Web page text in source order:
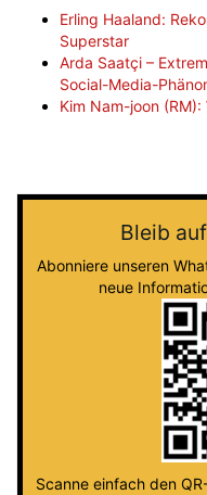
Erling Haaland:
Superstar
Arda Saatçi –
Social-Media-
Kim Nam-joon
Bleib
Abonniere unseren
neue
Scanne einfach den